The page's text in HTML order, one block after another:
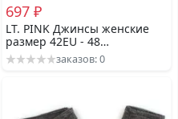
697 ₽
LT. PINK Джинсы женские
размер 42EU - 48
российскийзаказов: 0